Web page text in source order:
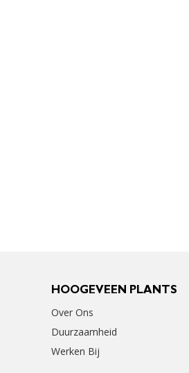
HOOGEVEEN PLANTS
Over Ons
Duurzaamheid
Werken Bij